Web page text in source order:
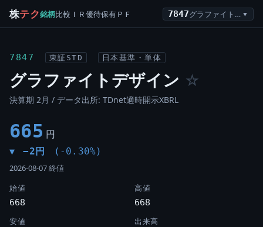
株テク銘柄比較 ＩＲ優待保有ＰＦ 7847 グラファイトデザイン ▼
7847 東証STD 日本基準・単体
グラファイトデザイン ☆
決算期 2月 / データ出所: TDnet適時開示XBRL
665 円
▼ −2円 (-0.30%)
2026-08-07 終値
始値
668
高値
668
安値
出来高